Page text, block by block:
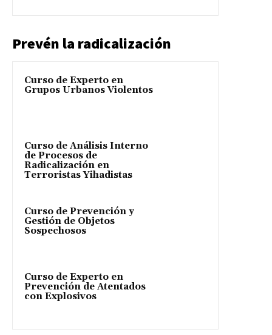
Prevén la radicalización
Curso de Experto en
Grupos Urbanos Violentos
Curso de Análisis Interno
de Procesos de
Radicalización en
Terroristas Yihadistas
Curso de Prevención y
Gestión de Objetos
Sospechosos
Curso de Experto en
Prevención de Atentados
con Explosivos